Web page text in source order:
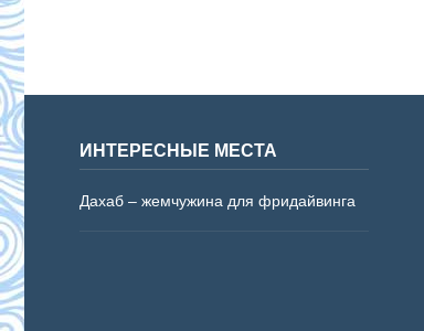
ИНТЕРЕСНЫЕ МЕСТА
Дахаб – жемчужина для фридайвинга